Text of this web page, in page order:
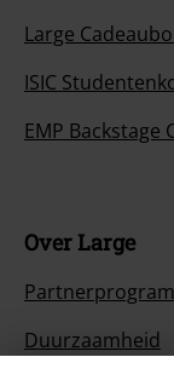
Large
ISIC
EMP Backstage
Over Large
Duurzaamheid